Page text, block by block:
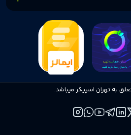
به تهران اسپیکر میباشد.